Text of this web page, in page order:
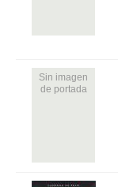
Sin imagen
de portada